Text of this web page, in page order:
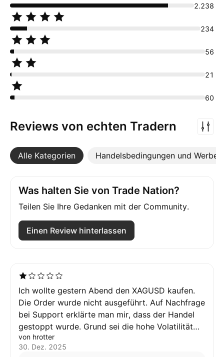
60
21
56
234
2.238
Reviews von echten Tradern
Alle Kategorien Handelsbedingungen und
Mehr
Was halten Sie von Trade Nation?
Teilen Sie Ihre Gedanken mit der Community.
Einen Review hinterlassen
Ich wollte gestern Abend den XAGUSD kaufen.
Die Order wurde nicht ausgeführt. Auf Nachfrage
bei Support erklärte man mir, dass der Handel
gestoppt wurde. Grund sei die hohe Volatilität
und geringe Liquidität. Das ist für mich ein K.O.-
Kriterium. Volatilität entsteht durch Liquidität!
von hrotter
30. Dez. 2025